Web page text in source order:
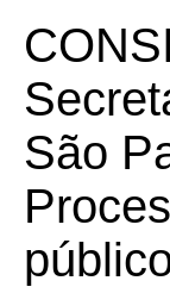
São